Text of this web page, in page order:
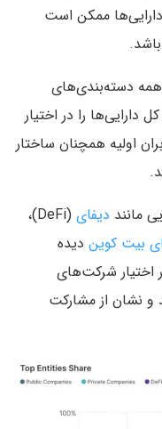
دارایی‌ها ممکن است
دسته‌بندی‌های
سه نهاد برتر، بین ۶۵٪ تا ۹۰٪ کل دارایی‌ها را در اختیار
اولیه همچنان ساختار
مانند دیفای
(DeFi)،
دیده
اختیار شرکت‌های
و نشان از مشارکت